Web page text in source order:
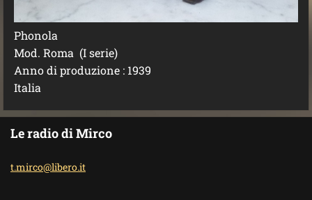
Phonola
Mod. Roma (I serie)
Anno di produzione : 1939
Italia
Le radio di Mirco
t.mirco@libero.it